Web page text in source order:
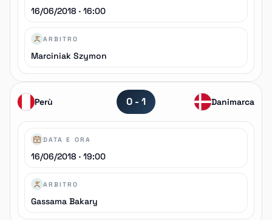
16/06/2018 · 16:00
ARBITRO
Marciniak Szymon
Perù 0 - 1 Danimarca
DATA E ORA
16/06/2018 · 19:00
ARBITRO
Gassama Bakary